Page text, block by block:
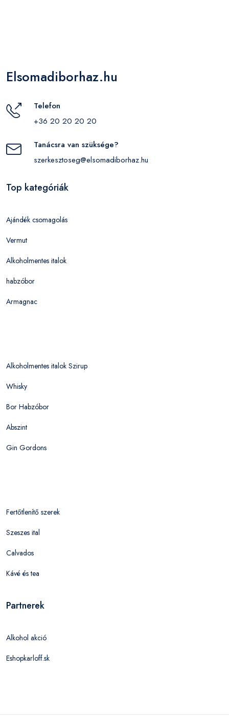
Elsomadiborhaz.hu
Telefon
+36 20 20 20 20
Tanácsra van szüksége?
szerkesztoseg@elsomadiborhaz.hu
Top kategóriák
Ajándék csomagolás
Vermut
Alkoholmentes italok
habzóbor
Armagnac
Alkoholmentes italok Szirup
Whisky
Bor Habzóbor
Abszint
Gin Gordons
Fertőtlenítő szerek
Szeszes ital
Calvados
Kávé és tea
Partnerek
Alkohol akció
Eshopkarloff.sk